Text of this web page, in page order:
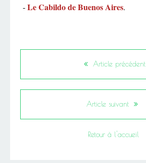
-Le Cabildo de Buenos Aires.
Article précédent
Article suivant
Retour à l'accueil